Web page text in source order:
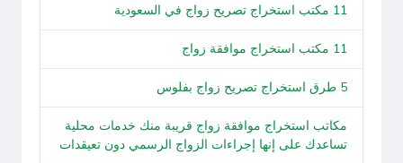
11 مكتب استخراج تصريح زواج في السعودية
11 مكتب استخراج موافقة زواج
5 طرق استخراج تصريح زواج بفلوس
مكاتب استخراج موافقة زواج قريبة منك خدمات محلية
تساعدك على إنها إجراءات الزواج الرسمي دون تعيقدات